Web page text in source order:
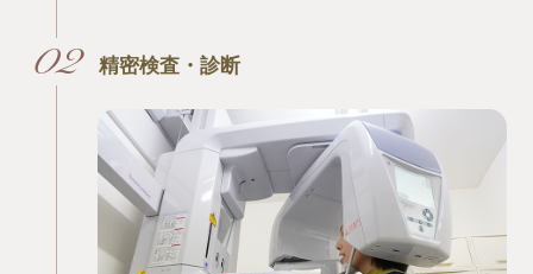
精密検査・診断